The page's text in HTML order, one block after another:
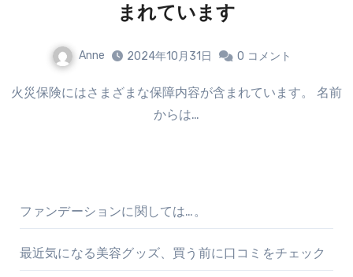
まれています
Anne 2024年10月31日 0 コメント
火災保険にはさまざまな保障内容が含まれています。 名前
からは…
ファンデーションに関しては…。
最近気になる美容グッズ、買う前に口コミをチェック